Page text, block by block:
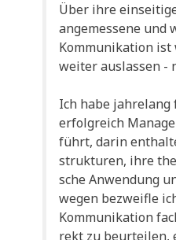
Über ihre
ange­mes­se­ne und
Kom­mu­ni­ka­ti­on ist
wei­ter aus­las­sen -
Ich habe
erfolg­reich
führt, dar­in
struk­tu­ren, ihre
sche Anwen­dung
we­gen bezweif­le
Kom­mu­ni­ka­ti­on
rekt zu beur­tei­len,